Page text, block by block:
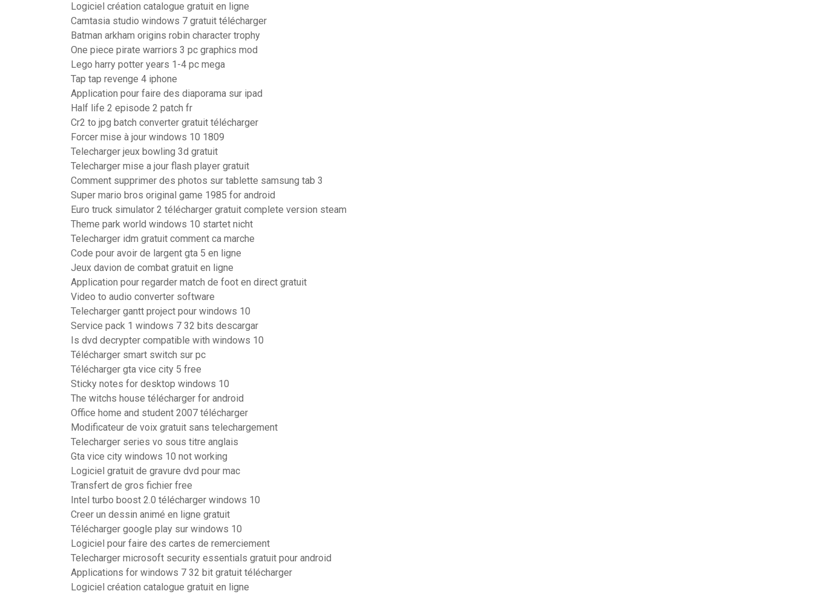
Logiciel création catalogue gratuit en ligne
Camtasia studio windows 7 gratuit télécharger
Batman arkham origins robin character trophy
One piece pirate warriors 3 pc graphics mod
Lego harry potter years 1-4 pc mega
Tap tap revenge 4 iphone
Application pour faire des diaporama sur ipad
Half life 2 episode 2 patch fr
Cr2 to jpg batch converter gratuit télécharger
Forcer mise à jour windows 10 1809
Telecharger jeux bowling 3d gratuit
Telecharger mise a jour flash player gratuit
Comment supprimer des photos sur tablette samsung tab 3
Super mario bros original game 1985 for android
Euro truck simulator 2 télécharger gratuit complete version steam
Theme park world windows 10 startet nicht
Telecharger idm gratuit comment ca marche
Code pour avoir de largent gta 5 en ligne
Jeux davion de combat gratuit en ligne
Application pour regarder match de foot en direct gratuit
Video to audio converter software
Telecharger gantt project pour windows 10
Service pack 1 windows 7 32 bits descargar
Is dvd decrypter compatible with windows 10
Télécharger smart switch sur pc
Télécharger gta vice city 5 free
Sticky notes for desktop windows 10
The witchs house télécharger for android
Office home and student 2007 télécharger
Modificateur de voix gratuit sans telechargement
Telecharger series vo sous titre anglais
Gta vice city windows 10 not working
Logiciel gratuit de gravure dvd pour mac
Transfert de gros fichier free
Intel turbo boost 2.0 télécharger windows 10
Creer un dessin animé en ligne gratuit
Télécharger google play sur windows 10
Logiciel pour faire des cartes de remerciement
Telecharger microsoft security essentials gratuit pour android
Applications for windows 7 32 bit gratuit télécharger
Logiciel création catalogue gratuit en ligne